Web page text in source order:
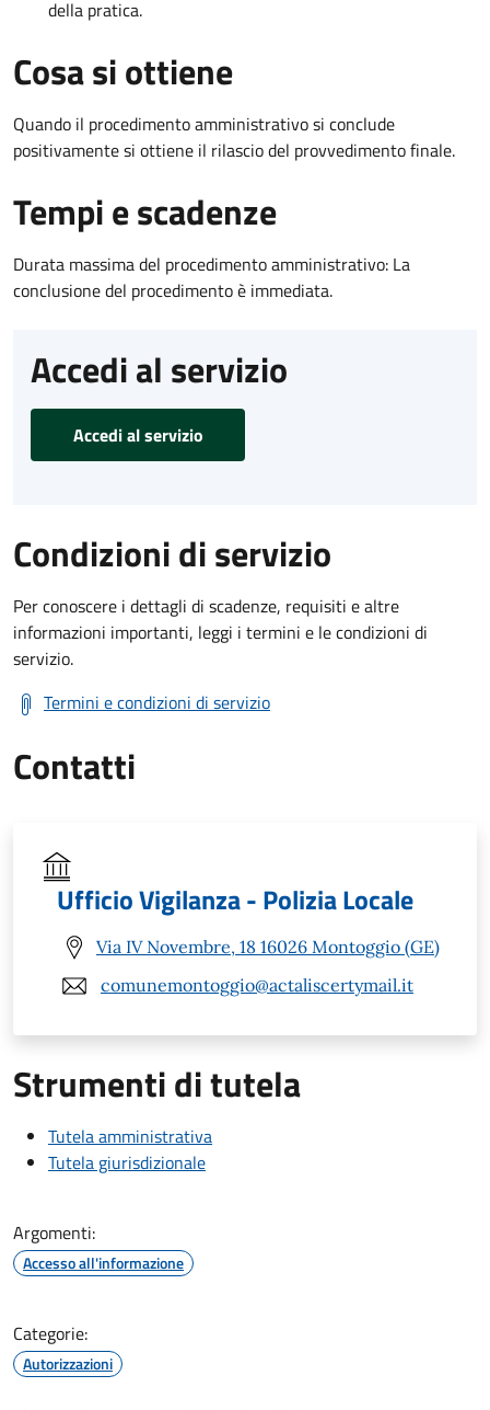
della pratica.
Cosa si ottiene
Quando il procedimento amministrativo si conclude
positivamente si ottiene il rilascio del provvedimento finale.
Tempi e scadenze
Durata massima del procedimento amministrativo: La
conclusione del procedimento è immediata.
Accedi al servizio
Accedi al servizio
Condizioni di servizio
Per conoscere i dettagli di scadenze, requisiti e altre
informazioni importanti, leggi i termini e le condizioni di
servizio.
Termini e condizioni di servizio
Contatti
Ufficio Vigilanza - Polizia Locale
Via IV Novembre, 18 16026 Montoggio (GE)
comunemontoggio@actaliscertymail.it
Strumenti di tutela
Tutela amministrativa
Tutela giurisdizionale
Argomenti:
Accesso all'informazione
Categorie:
Autorizzazioni